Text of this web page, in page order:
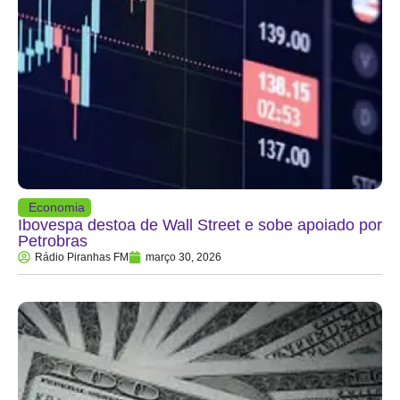
Economia
Ibovespa destoa de Wall Street e sobe apoiado por
Petrobras
Rádio Piranhas FM março 30, 2026